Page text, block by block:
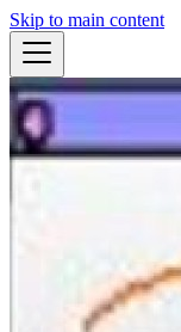
Skip to main content